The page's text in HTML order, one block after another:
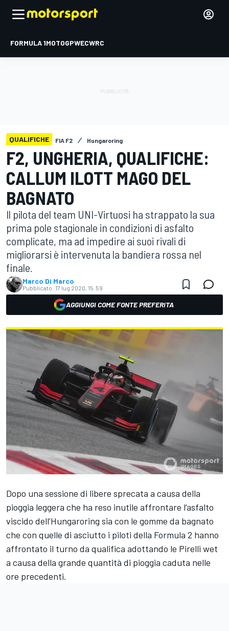
FORMULA 1MOTOGPWECWRC
QUALIFICHE FIA F2 Hungaroring
F2, UNGHERIA, QUALIFICHE:
CALLUM ILOTT MAGO DEL
BAGNATO
Il pilota del team UNI-Virtuosi ha strappato la sua
prima pole stagionale in condizioni di asfalto
complicate, ma ad impedire ai suoi rivali di
migliorarsi è intervenuta la bandiera rossa nel
finale.
Marco Di Marco
Pubblicato: 17 lug 2020, 15:59
AGGIUNGI COME FONTE PREFERITA
Dopo una sessione di libere sprecata a causa della
pioggia leggera che ha reso inutile affrontare l’asfalto
viscido dell’Hungaroring sia con le gomme da bagnato
che con quelle di asciutto i piloti della Formula 2 hanno
affrontato il turno da qualifica adottando le Pirelli wet
a causa della grande quantità di pioggia caduta nelle
ore precedenti.